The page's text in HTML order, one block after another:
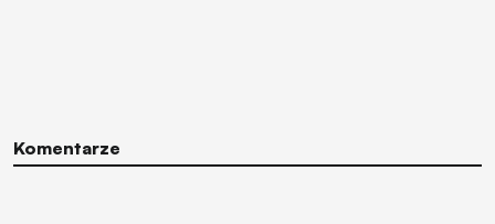
Komentarze